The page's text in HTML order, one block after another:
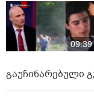
09:39
გაუჩინარებული